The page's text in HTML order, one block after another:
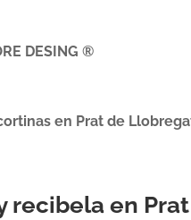
DESING ®
en Prat de
recibela en